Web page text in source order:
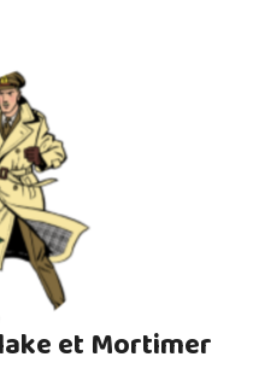
et Mortimer